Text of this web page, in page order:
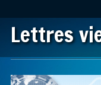
Lettres
Main menu